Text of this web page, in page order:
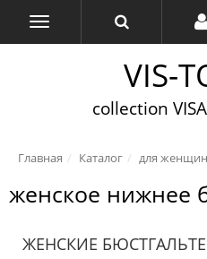
VIS-
collection
Главная Каталог для женщин
женское нижнее
ЖЕНСКИЕ